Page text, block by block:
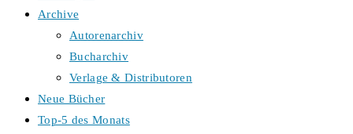
Archive
Autorenarchiv
Bucharchiv
Verlage & Distributoren
Neue Bücher
Top-5 des Monats